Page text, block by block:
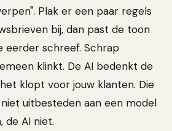
Plak er een paar regels
bij, dan past de toon
eerder schreef. Schrap
klinkt. De AI bedenkt de
klopt voor jouw klanten. Die
uitbesteden aan een model
de AI niet.